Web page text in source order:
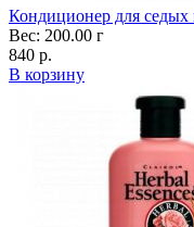
Кондиционер для седых
Вес: 200.00 г
840 р.
В корзину